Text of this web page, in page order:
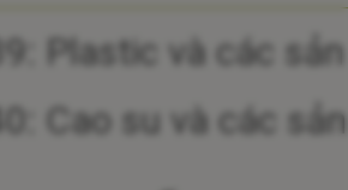
Plastic và các
Cao su và các